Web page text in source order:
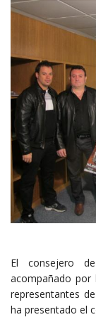
El consejero
acompañado por
representantes
ha presentado el